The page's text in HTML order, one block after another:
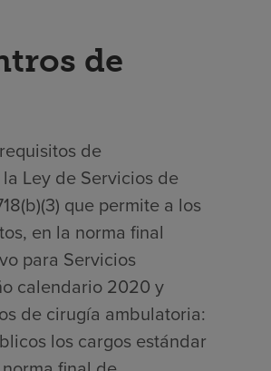
de
de
Ley de Servicios de
que permite a los
en la norma final
para Servicios
calendario 2020 y
de cirugía ambulatoria:
los cargos estándar